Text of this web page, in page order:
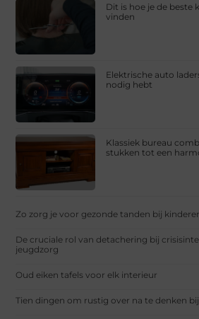
Dit is hoe je de beste
vinden
Elektrische auto
nodig hebt
Klassiek bureau
stukken tot een
Zo zorg je voor gezonde tanden bij
De cruciale rol van detachering bij
jeugdzorg
Oud eiken tafels voor elk interieur
Tien dingen om rustig over na te denken